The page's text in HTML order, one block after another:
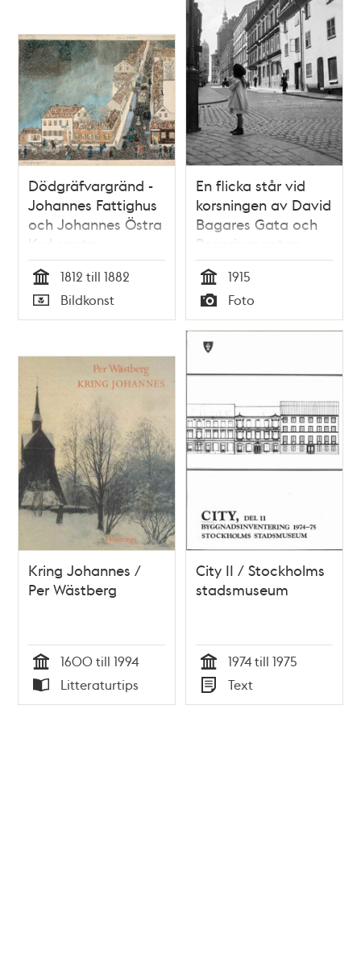
Dödgräfvargränd -
Johannes Fattighus
och Johannes Östra
Kyrkogata
Tid
1812 till 1882
Typ
Bildkonst
En flicka står vid
korsningen av David
Bagares Gata och
Regeringsgatan
Tid
1915
Typ
Foto
Kring Johannes /
Per Wästberg
Tid
1600 till 1994
Typ
Litteraturtips
City II / Stockholms
stadsmuseum
Tid
1974 till 1975
Typ
Text